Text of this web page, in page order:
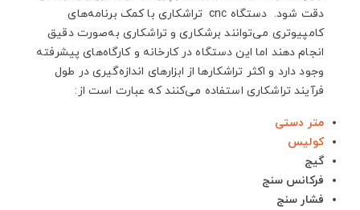
دقت شود. دستگاه cnc تراشکاری با کمک برنامه‌های
کامپیوتری می‌توانند برشکاری و تراشکاری به‌صورت دقیق
انجام دهند اما این دستگاه در کارخانه‌ و کارگاه‌های پیشرفته
وجود دارد و اکثر تراشکارها از ابزارهای اندازه‌گیری در طول
فرآیند تراشکاری استفاده می‌کنند که عبارت است از:
متر دستی
کولیس
گیج
فرکانس سنج
فشار سنج